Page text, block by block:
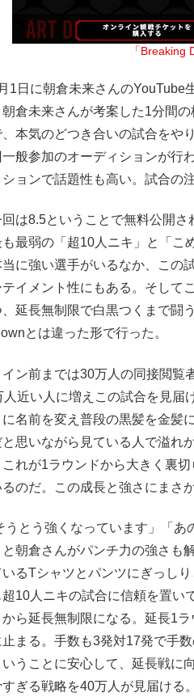
「Breaking
1日に朝倉未来さんのYouTube
朝倉未来さんが考案した1分間
本気のどつき合いの試合をや
般参加のオーディションが行
ションで話題性も高い。試合の
は8.5ということで無料公開さ
も最弱の「超10人ニキ」と「こ
当に強い選手がいるなか、この
テイメント性にもある。そして
延長無制限で白黒つくまで闘
とは違った形で行った。
ン前までは30万人の同接閲覧
人近い人に増えこの試合を見届
に名前を変え普段の黒髪を金髪
思いながら見ている人で溢れ
これが1ラウンドから大きく裏
るのだ。この成長と強さにまさ
うとう強くなっています」「
と朝倉さんがパンチ力の強さも
るTシャツとパンツにぎっし
10人ニキの試合に信頼を置い
から延長無制限になる。延長1
止まる。手数も3発対17発で手
いうことに安心して、延長戦に
ぎる戦略を40万人が見届ける。